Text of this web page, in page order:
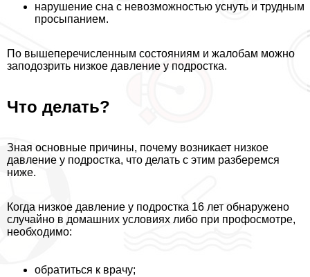
нарушение сна с невозможностью уснуть и трудным
просыпанием.
По вышеперечисленным состояниям и жалобам можно
заподозрить низкое давление у подростка.
Что делать?
Зная основные причины, почему возникает низкое
давление у подростка, что делать с этим разберемся
ниже.
Когда низкое давление у подростка 16 лет обнаружено
случайно в домашних условиях либо при профосмотре,
необходимо:
обратиться к врачу;